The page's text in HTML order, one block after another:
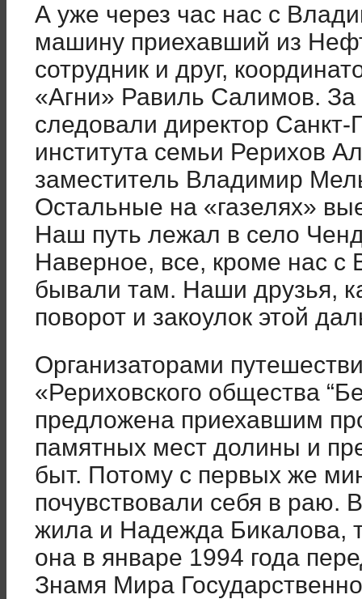
А уже через час нас с
машину приехавший из
сотрудник и друг,
«Агни» Равиль Салимов.
следовали директор Санкт-
института семьи Рерихов
заместитель Владимир
Остальные на «газелях»
Наш путь лежал в село
Наверное, все, кроме нас
бывали там. Наши друзья,
поворот и закоулок этой
Организаторами
«Рериховского общества
предложена приехавшим
памятных мест долины и
быт. Потому с первых же
почувствовали себя в
жила и Надежда Бикалова,
она в январе 1994 года
Знамя Мира